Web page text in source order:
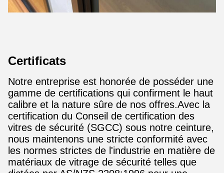
Certificats
Notre entreprise est honorée de posséder une
gamme de certifications qui confirment le haut
calibre et la nature sûre de nos offres.Avec la
certification du Conseil de certification des
vitres de sécurité (SGCC) sous notre ceinture,
nous maintenons une stricte conformité avec
les normes strictes de l'industrie en matière de
matériaux de vitrage de sécurité telles que